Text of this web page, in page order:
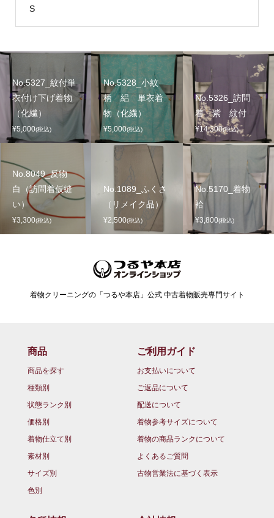
S
No.5327_紋付単
衣付け下げ着物
（化繊）
¥5,000(税込)
No.5328_小紋
柄 絽 単衣着
物（化繊）
¥5,000(税込)
No.5326_訪問
着 紫 紋付
¥14,300(税込)
No.8049_反物
白（訪問着仮縫
い）
¥3,300(税込)
No.1089_ふくさ
（リメイク品）
¥2,500(税込)
No.5170_着物
袷
¥3,800(税込)
着物クリーニングの「つるや本店」公式 中古着物販売専門サイト
商品
商品を探す
種類別
状態ランク別
価格別
着物仕立て別
素材別
サイズ別
色別
ご利用ガイド
お支払いについて
ご返品について
配送について
着物参考サイズについて
着物の商品ランクについて
よくあるご質問
古物営業法に基づく表示